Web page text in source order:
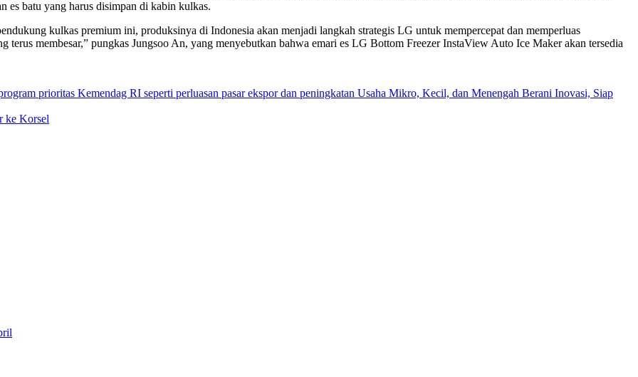
es batu yang harus disimpan di kabin kulkas.
kulkas premium ini, produksinya di Indonesia akan menjadi langkah strategis LG untuk mempercepat dan memperluas
terus membesar,” pungkas Jungsoo An, yang menyebutkan bahwa emari es LG Bottom Freezer InstaView Auto Ice Maker akan tersedia
ke Korsel